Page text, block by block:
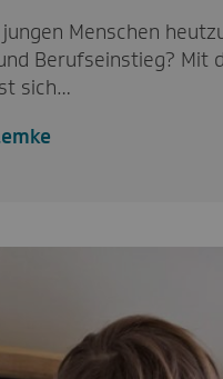
Menschen
Berufseinstieg? Mit
sich…